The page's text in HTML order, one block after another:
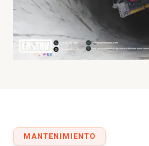
MANTENIMIENTO